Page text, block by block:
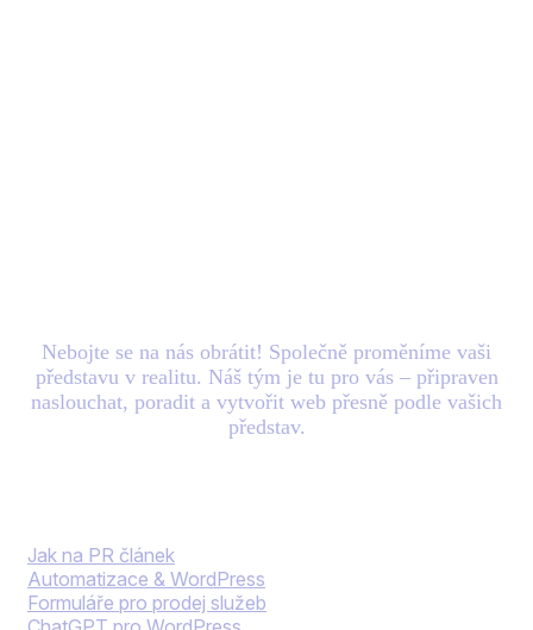
Nebojte se na nás obrátit! Společně proměníme vaši
představu v realitu. Náš tým je tu pro vás – připraven
naslouchat, poradit a vytvořit web přesně podle vašich
představ.
Jak na PR článek
Automatizace & WordPress
Formuláře pro prodej služeb